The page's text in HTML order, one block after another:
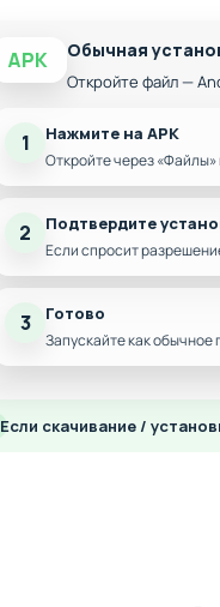
APK Обычная
Откройте файл —
1 Нажмите на APK
Откройте через
2 Подтвердите
Если спросит
3 Готово
Запускайте как обычное
Если скачивание /